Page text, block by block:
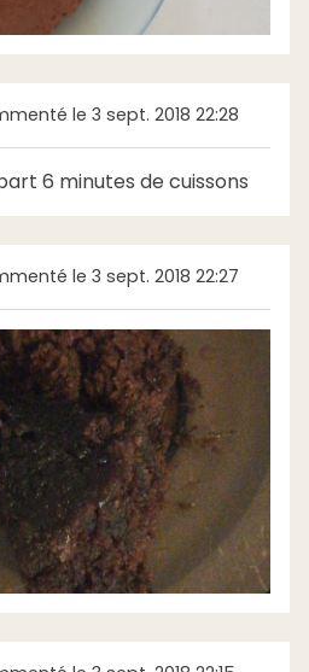
le 3 sept. 2018 22:28
6 minutes de cuissons
le 3 sept. 2018 22:27